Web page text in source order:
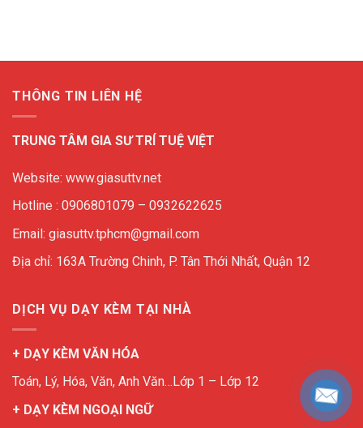
THÔNG TIN LIÊN HỆ
TRUNG TÂM GIA SƯ TRÍ TUỆ VIỆT
Website: www.giasuttv.net
Hotline : 0906801079 – 0932622625
Email: giasuttv.tphcm@gmail.com
Địa chỉ: 163A Trường Chinh, P. Tân Thới Nhất, Quận 12
DỊCH VỤ DẠY KÈM TẠI NHÀ
+ DẠY KÈM VĂN HÓA
Toán, Lý, Hóa, Văn, Anh Văn…Lớp 1 – Lớp 12
+ DẠY KÈM NGOẠI NGỮ